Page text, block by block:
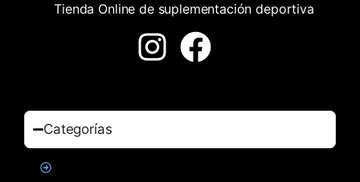
Tienda Online de suplementación deportiva
Categorías